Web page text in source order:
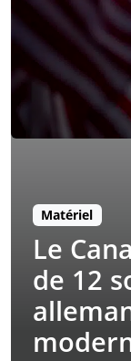
Matériel
Le
de 12